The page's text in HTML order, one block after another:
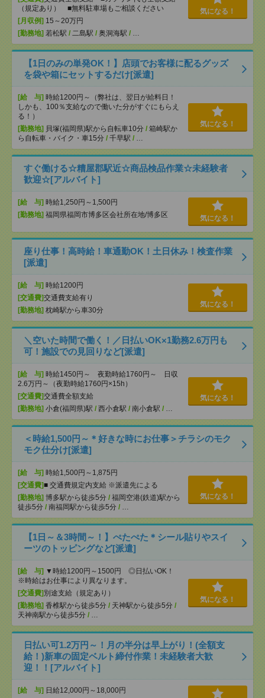
（規定あり） ■無料駐車場もご相談ください
[月収例] 15～20万円
[勤務地] 若松駅 / 二島駅 / 奥洞海駅 / …
気になる！
【1日のみの単発OK！】店頭でお客様に配るグッズ
を袋や箱にセットするだけ[派遣]
[給 与] 時給1200円～（弊社は、翌日が給料日！
しかも、100％支給なので働いた分がすぐにもらえ
る！）
[勤務地] 貝塚(福岡県)駅から自転車10分 / 箱崎駅か
ら自転車・バイク・車15分 / 千早駅 / …
気になる！
すぐ働ける☆糟屋郡駅近☆商品検品作業☆未経験者
歓迎☆[アルバイト]
[給 与] 時給1,250円～1,500円
[勤務地] 福岡県福岡市博多区会社所在地/博多区 気になる！
座り仕事！高時給！車通勤OK！土日休み！検査作業
[派遣]
[給 与] 時給1200円
[交通費]交通費支給有り
[勤務地] 枕崎駅から車30分
気になる！
＼空いた時間で働く！／日払いOK×1勤務2.6万円も
可！施設での見回りなど[派遣]
[給 与] 時給1450円～ 夜勤時給1760円～ 日収
2.6万円～（夜勤時給1760円×15h）
[交通費]交通費全額支給
[勤務地] 小倉(福岡県)駅 / 西小倉駅 / 南小倉駅 / …
気になる！
＜時給1,500円～＊好きな時にお仕事＞チラシのモク
モク仕分け[派遣]
[給 与] 時給1,500円～1,875円
[交通費]■ 交通費規定内支給 ※派遣先による
[勤務地] 博多駅から徒歩5分 / 福岡空港(鉄道)駅から
徒歩5分 / 南福岡駅から徒歩5分 / …
気になる！
【1日～＆3時間～！】ぺたぺた＊シール貼りやスイ
ーツのトッピングなど[派遣]
[給 与] ▼時給1200円～1500円 ◎日払いOK！
※時給はお仕事により異なります。
[交通費] 別途支給（規定あり）
[勤務地] 香椎駅から徒歩5分 / 天神駅から徒歩5分 /
天神南駅から徒歩5分 / …
気になる！
日払い可1.2万円～！月の半分は早上がり！(全額支
給！)新車の固定ベルト締付作業！未経験者大歓
迎！！[アルバイト]
[給 与] 日給12,000円～18,000円